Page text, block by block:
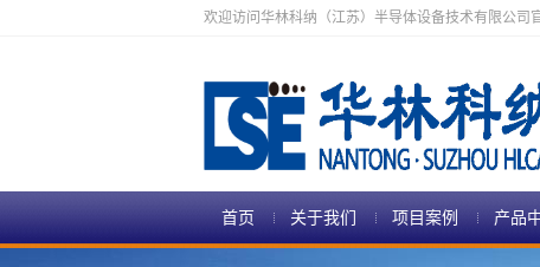
欢迎访问华林科纳（江苏）半导体设备技术有限公司
首页 关于我们 项目案例 产品